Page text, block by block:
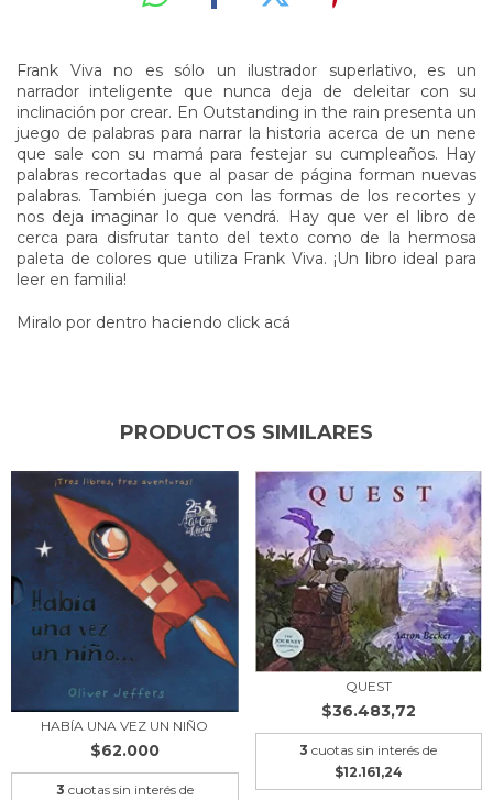
Frank Viva no es sólo un ilustrador superlativo, es un
narrador inteligente que nunca deja de deleitar con su
inclinación por crear. En Outstanding in the rain presenta un
juego de palabras para narrar la historia acerca de un nene
que sale con su mamá para festejar su cumpleaños. Hay
palabras recortadas que al pasar de página forman nuevas
palabras. También juega con las formas de los recortes y
nos deja imaginar lo que vendrá. Hay que ver el libro de
cerca para disfrutar tanto del texto como de la hermosa
paleta de colores que utiliza Frank Viva. ¡Un libro ideal para
leer en familia!
Miralo por dentro haciendo click acá
PRODUCTOS SIMILARES
HABÍA UNA VEZ UN NIÑO
$62.000
3 cuotas sin interés de
QUEST
$36.483,72
3 cuotas sin interés de
$12.161,24